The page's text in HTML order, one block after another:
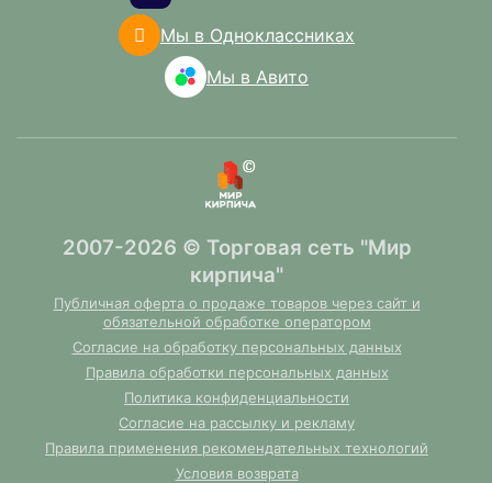
Мы в Одноклассниках
Мы в Авито
2007-2026 © Торговая сеть "Мир
кирпича"
Публичная оферта о продаже товаров через сайт и
обязательной обработке оператором
Согласие на обработку персональных данных
Правила обработки персональных данных
Политика конфиденциальности
Согласие на рассылку и рекламу
Правила применения рекомендательных технологий
Условия возврата